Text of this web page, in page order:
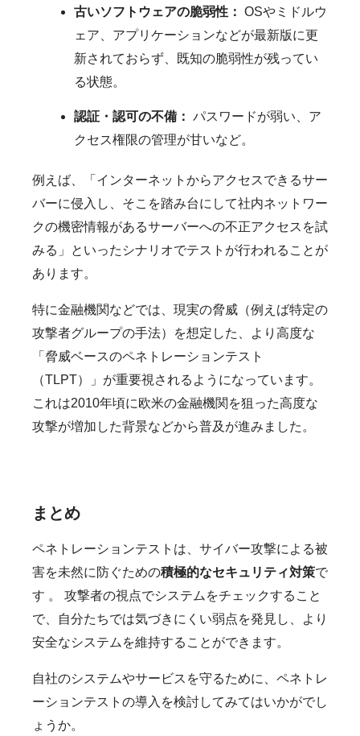
古いソフトウェアの脆弱性： OSやミドルウ
ェア、アプリケーションなどが最新版に更
新されておらず、既知の脆弱性が残ってい
る状態。
認証・認可の不備： パスワードが弱い、ア
クセス権限の管理が甘いなど。
例えば、「インターネットからアクセスできるサー
バーに侵入し、そこを踏み台にして社内ネットワー
クの機密情報があるサーバーへの不正アクセスを試
みる」といったシナリオでテストが行われることが
あります。
特に金融機関などでは、現実の脅威（例えば特定の
攻撃者グループの手法）を想定した、より高度な
「脅威ベースのペネトレーションテスト
（TLPT）」が重要視されるようになっています。
これは2010年頃に欧米の金融機関を狙った高度な
攻撃が増加した背景などから普及が進みました。
まとめ
ペネトレーションテストは、サイバー攻撃による被
害を未然に防ぐための積極的なセキュリティ対策で
す 。 攻撃者の視点でシステムをチェックすること
で、自分たちでは気づきにくい弱点を発見し、より
安全なシステムを維持することができます。
自社のシステムやサービスを守るために、ペネトレ
ーションテストの導入を検討してみてはいかがでし
ょうか。